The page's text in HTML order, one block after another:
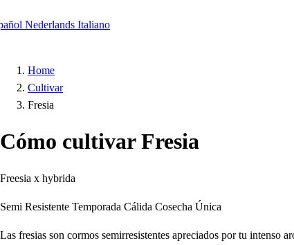
Nederlands Italiano
Home
Cultivar
Fresia
Cómo cultivar Fresia
Freesia x hybrida
Semi Resistente Temporada Cálida Cosecha Única
Las fresias son cormos semirresistentes apreciados por tu intenso